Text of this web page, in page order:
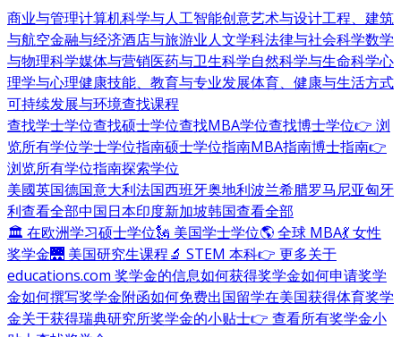
商业与管理计算机科学与人工智能创意艺术与设计工程、建筑
与航空金融与经济酒店与旅游业人文学科法律与社会科学数学
与物理科学媒体与营销医药与卫生科学自然科学与生命科学心
理学与心理健康技能、教育与专业发展体育、健康与生活方式
可持续发展与环境查找课程
查找学士学位查找硕士学位查找MBA学位查找博士学位👉 浏
览所有学位学士学位指南硕士学位指南MBA指南博士指南👉
浏览所有学位指南探索学位
美國英国德国意大利法国西班牙奥地利波兰希腊罗马尼亚匈牙
利查看全部中国日本印度新加坡韩国查看全部
🏛 在欧洲学习硕士学位🗽 美国学士学位🌎 全球 MBA💃 女性
奖学金🌉 美国研究生课程🔬 STEM 本科👉 更多关于
educations.com 奖学金的信息如何获得奖学金如何申请奖学
金如何撰写奖学金附函如何免费出国留学在美国获得体育奖学
金关于获得瑞典研究所奖学金的小贴士👉 查看所有奖学金小